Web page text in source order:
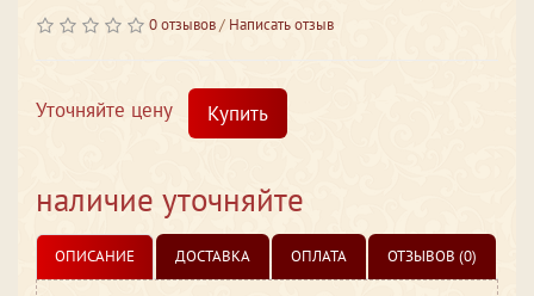
0 отзывов/ Написать отзыв
Уточняйте цену Купить
наличие уточняйте
ОПИСАНИЕ ДОСТАВКА ОПЛАТА ОТЗЫВОВ (0)